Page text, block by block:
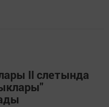
II слетында